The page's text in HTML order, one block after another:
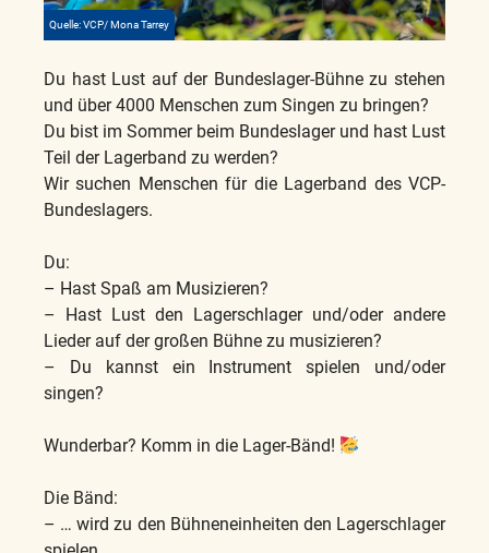
Quelle: VCP/ Mona Tarrey
Du hast Lust auf der Bundeslager-Bühne zu stehen
und über 4000 Menschen zum Singen zu bringen?
Du bist im Sommer beim Bundeslager und hast Lust
Teil der Lagerband zu werden?
Wir suchen Menschen für die Lagerband des VCP-
Bundeslagers.
Du:
– Hast Spaß am Musizieren?
– Hast Lust den Lagerschlager und/oder andere
Lieder auf der großen Bühne zu musizieren?
– Du kannst ein Instrument spielen und/oder
singen?
Wunderbar? Komm in die Lager-Bänd!
Die Bänd:
– … wird zu den Bühneneinheiten den Lagerschlager